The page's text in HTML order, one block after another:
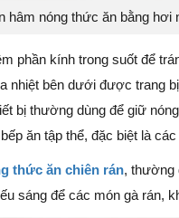
hâm nóng thức ăn bằng hơi
phần kính trong suốt để
nhiệt bên dưới được trang
bị thường dùng để giữ
ăn tập thể, đặc biệt là các
thức ăn chiên rán, thường
sáng để các món gà rán,